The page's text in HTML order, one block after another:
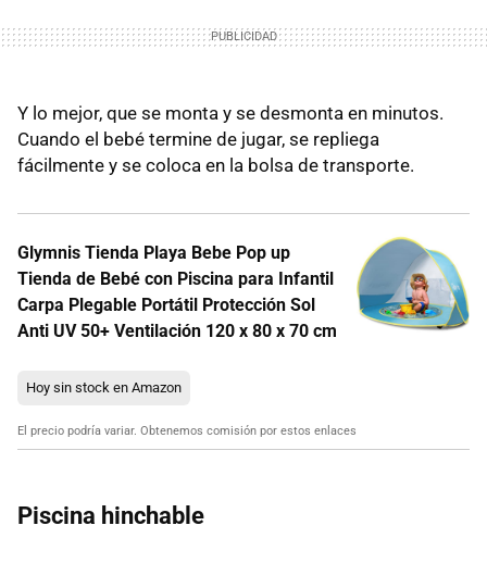
Y lo mejor, que se monta y se desmonta en minutos.
Cuando el bebé termine de jugar, se repliega
fácilmente y se coloca en la bolsa de transporte.
Glymnis Tienda Playa Bebe Pop up
Tienda de Bebé con Piscina para Infantil
Carpa Plegable Portátil Protección Sol
Anti UV 50+ Ventilación 120 x 80 x 70 cm
Hoy sin stock en Amazon
El precio podría variar. Obtenemos comisión por estos enlaces
Piscina hinchable